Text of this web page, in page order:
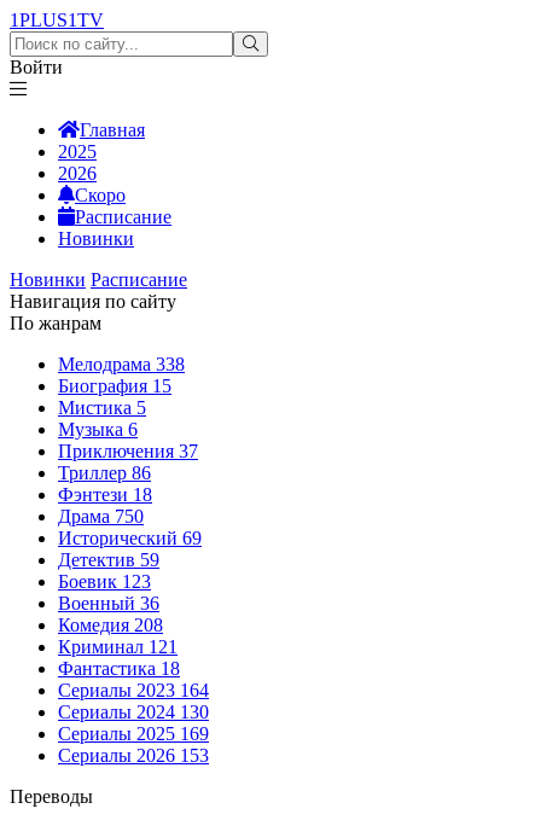
1PLUS1TV
Войти
Главная
2025
2026
Скоро
Расписание
Новинки
Новинки Расписание
Навигация по сайту
По жанрам
Мелодрама 338
Биография 15
Мистика 5
Музыка 6
Приключения 37
Триллер 86
Фэнтези 18
Драма 750
Исторический 69
Детектив 59
Боевик 123
Военный 36
Комедия 208
Криминал 121
Фантастика 18
Сериалы 2023 164
Сериалы 2024 130
Сериалы 2025 169
Сериалы 2026 153
Переводы